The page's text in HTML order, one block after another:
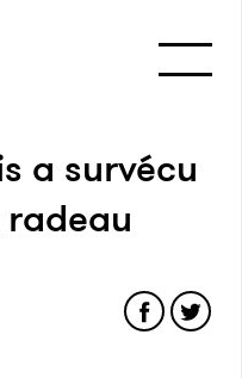
a survécu
radeau